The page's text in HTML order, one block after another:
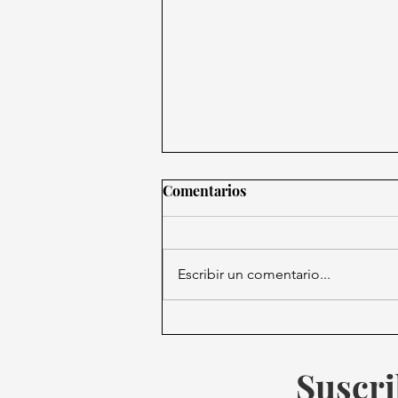
restaurantes por lavado para
el Cártel de Sinaloa
Comentarios
Escribir un comentario...